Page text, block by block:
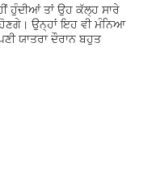
ਹੁੰਦੀਆਂ ਤਾਂ ਉਹ ਕੱਲ੍ਹ ਸਾਰੇ
ਉਨ੍ਹਾਂ ਇਹ ਵੀ ਮੰਨਿਆ
ਯਾਤਰਾ ਦੌਰਾਨ ਬਹੁਤ